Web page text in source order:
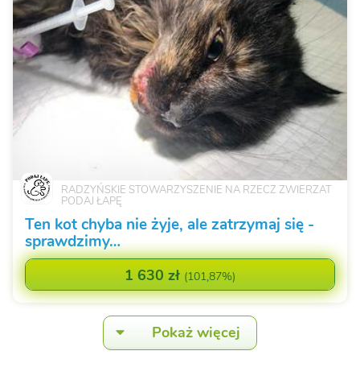
RADZYŃSKIE STOWARZYSZENIE NA RZECZ ZWIERZAT
PODAJ ŁAPĘ
Ten kot chyba nie żyje, ale zatrzymaj się -
sprawdzimy…
1 630 zł (101,87%)
Pokaż więcej